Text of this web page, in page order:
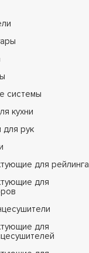
системы
кухни
для рук
для рейлинга
для
для